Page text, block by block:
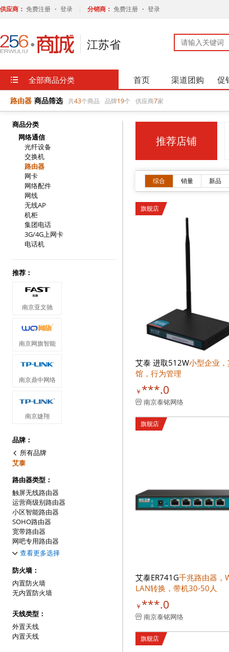
路由器 商品筛选 共43个商品 品牌19个 供应商7家
商品分类
网络通信
光纤设备
交换机
路由器
网卡
网络配件
网线
无线AP
机柜
集团电话
3G/4G上网卡
电话机
推荐：
南京亚文驰
南京网旗智能
南京鼎中网络
南京婕翔
品牌：
所有品牌
艾泰
路由器类型：
触屏无线路由器
运营商级别路由器
小区智能路由器
SOHO路由器
宽带路由器
网吧专用路由器
企业级路由器
VPN路由器
网络安全路由器
多业务路由器
模块化接入路由器
电信级高端路由器
便携式无线路由器
查看更多选择
防火墙：
内置防火墙
无内置防火墙
天线类型：
外置天线
内置天线
推荐店铺
综合 销量 新品
旗舰店
艾泰 进取512W小型企业
馆，行为管理
￥ ***.0
南京泰铭网络
旗舰店
艾泰ER741G千兆路由器，
LAN转换，带机30-50人
￥ ***.0
南京泰铭网络
旗舰店